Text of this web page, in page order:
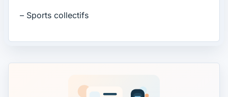
– Sports collectifs